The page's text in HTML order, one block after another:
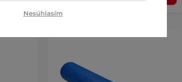
Nesúhlasím